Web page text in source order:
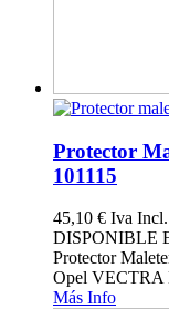
Protector
101115
45,10 € Iva Incl.
DISPONIBLE
Protector
Opel VECTRA
Más Info